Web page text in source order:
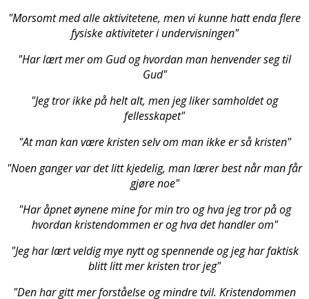
"Morsomt med alle aktivitetene, men vi kunne hatt enda flere
fysiske aktiviteter i undervisningen"
"Har lært mer om Gud og hvordan man henvender seg til
Gud"
"Jeg tror ikke på helt alt, men jeg liker samholdet og
fellesskapet"
"At man kan være kristen selv om man ikke er så kristen"
"Noen ganger var det litt kjedelig, man lærer best når man får
gjøre noe"
"Har åpnet øynene mine for min tro og hva jeg tror på og
hvordan kristendommen er og hva det handler om"
"Jeg har lært veldig mye nytt og spennende og jeg har faktisk
blitt litt mer kristen tror jeg"
"Den har gitt mer forståelse og mindre tvil. Kristendommen